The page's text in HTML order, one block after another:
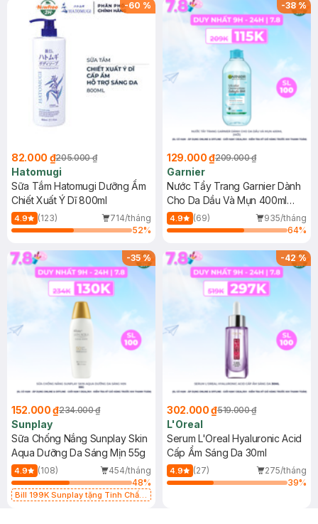
-60 %
82.000 ₫205.000 ₫
Hatomugi
Sữa Tắm Hatomugi Dưỡng Ẩm
Chiết Xuất Ý Dĩ 800ml
4.9 (123)
714/tháng
52%
-38%
129.000 ₫209.000 ₫
Garnier
Nước Tẩy Trang Garnier Dành
Cho Da Dầu Và Mụn 400ml
(Mới)
4.9 (69)
935/tháng
64%
-35%
152.000 ₫234.000 ₫
Sunplay
Sữa Chống Nắng Sunplay Skin
Aqua Dưỡng Da Sáng Mịn 55g
4.9 (108)
454/tháng
48%
Bill 199K Sunplay tặng Tinh Chất
-42%
302.000 ₫519.000 ₫
L'Oreal
Serum L'Oreal Hyaluronic Acid
Cấp Ẩm Sáng Da 30ml
4.9 (27)
275/tháng
39%